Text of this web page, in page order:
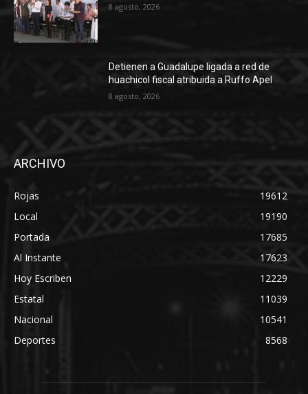
8 agosto, 2026
Detienen a Guadalupe ligada a red de
huachicol fiscal atribuida a Ruffo Apel
8 agosto, 2026
ARCHIVO
Rojas
19612
Local
19190
Portada
17685
Al Instante
17623
Hoy Escriben
12229
Estatal
11039
Nacional
10541
Deportes
8568